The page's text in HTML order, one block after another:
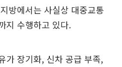
방에서는 사실상 대중교통
지 수행하고 있다.
가 장기화, 신차 공급 부족,